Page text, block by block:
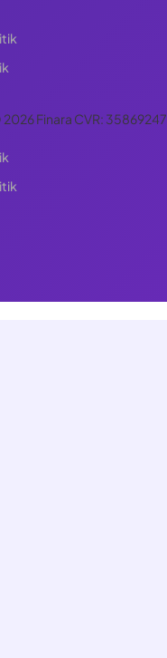
Finara CVR: 35869247